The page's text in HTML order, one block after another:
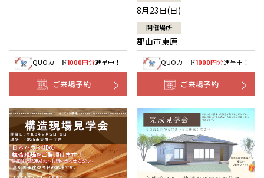
QUOカード1000円分進呈中！
ご来場予約
8月23日(日)
開催場所
郡山市東原
QUOカード1000円分進呈中！
ご来場予約